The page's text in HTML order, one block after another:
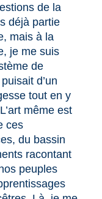
de la
déjà partie
mais à la
je me suis
de
d’un
tout en y
même est
ces
du bassin
racontant
peuples